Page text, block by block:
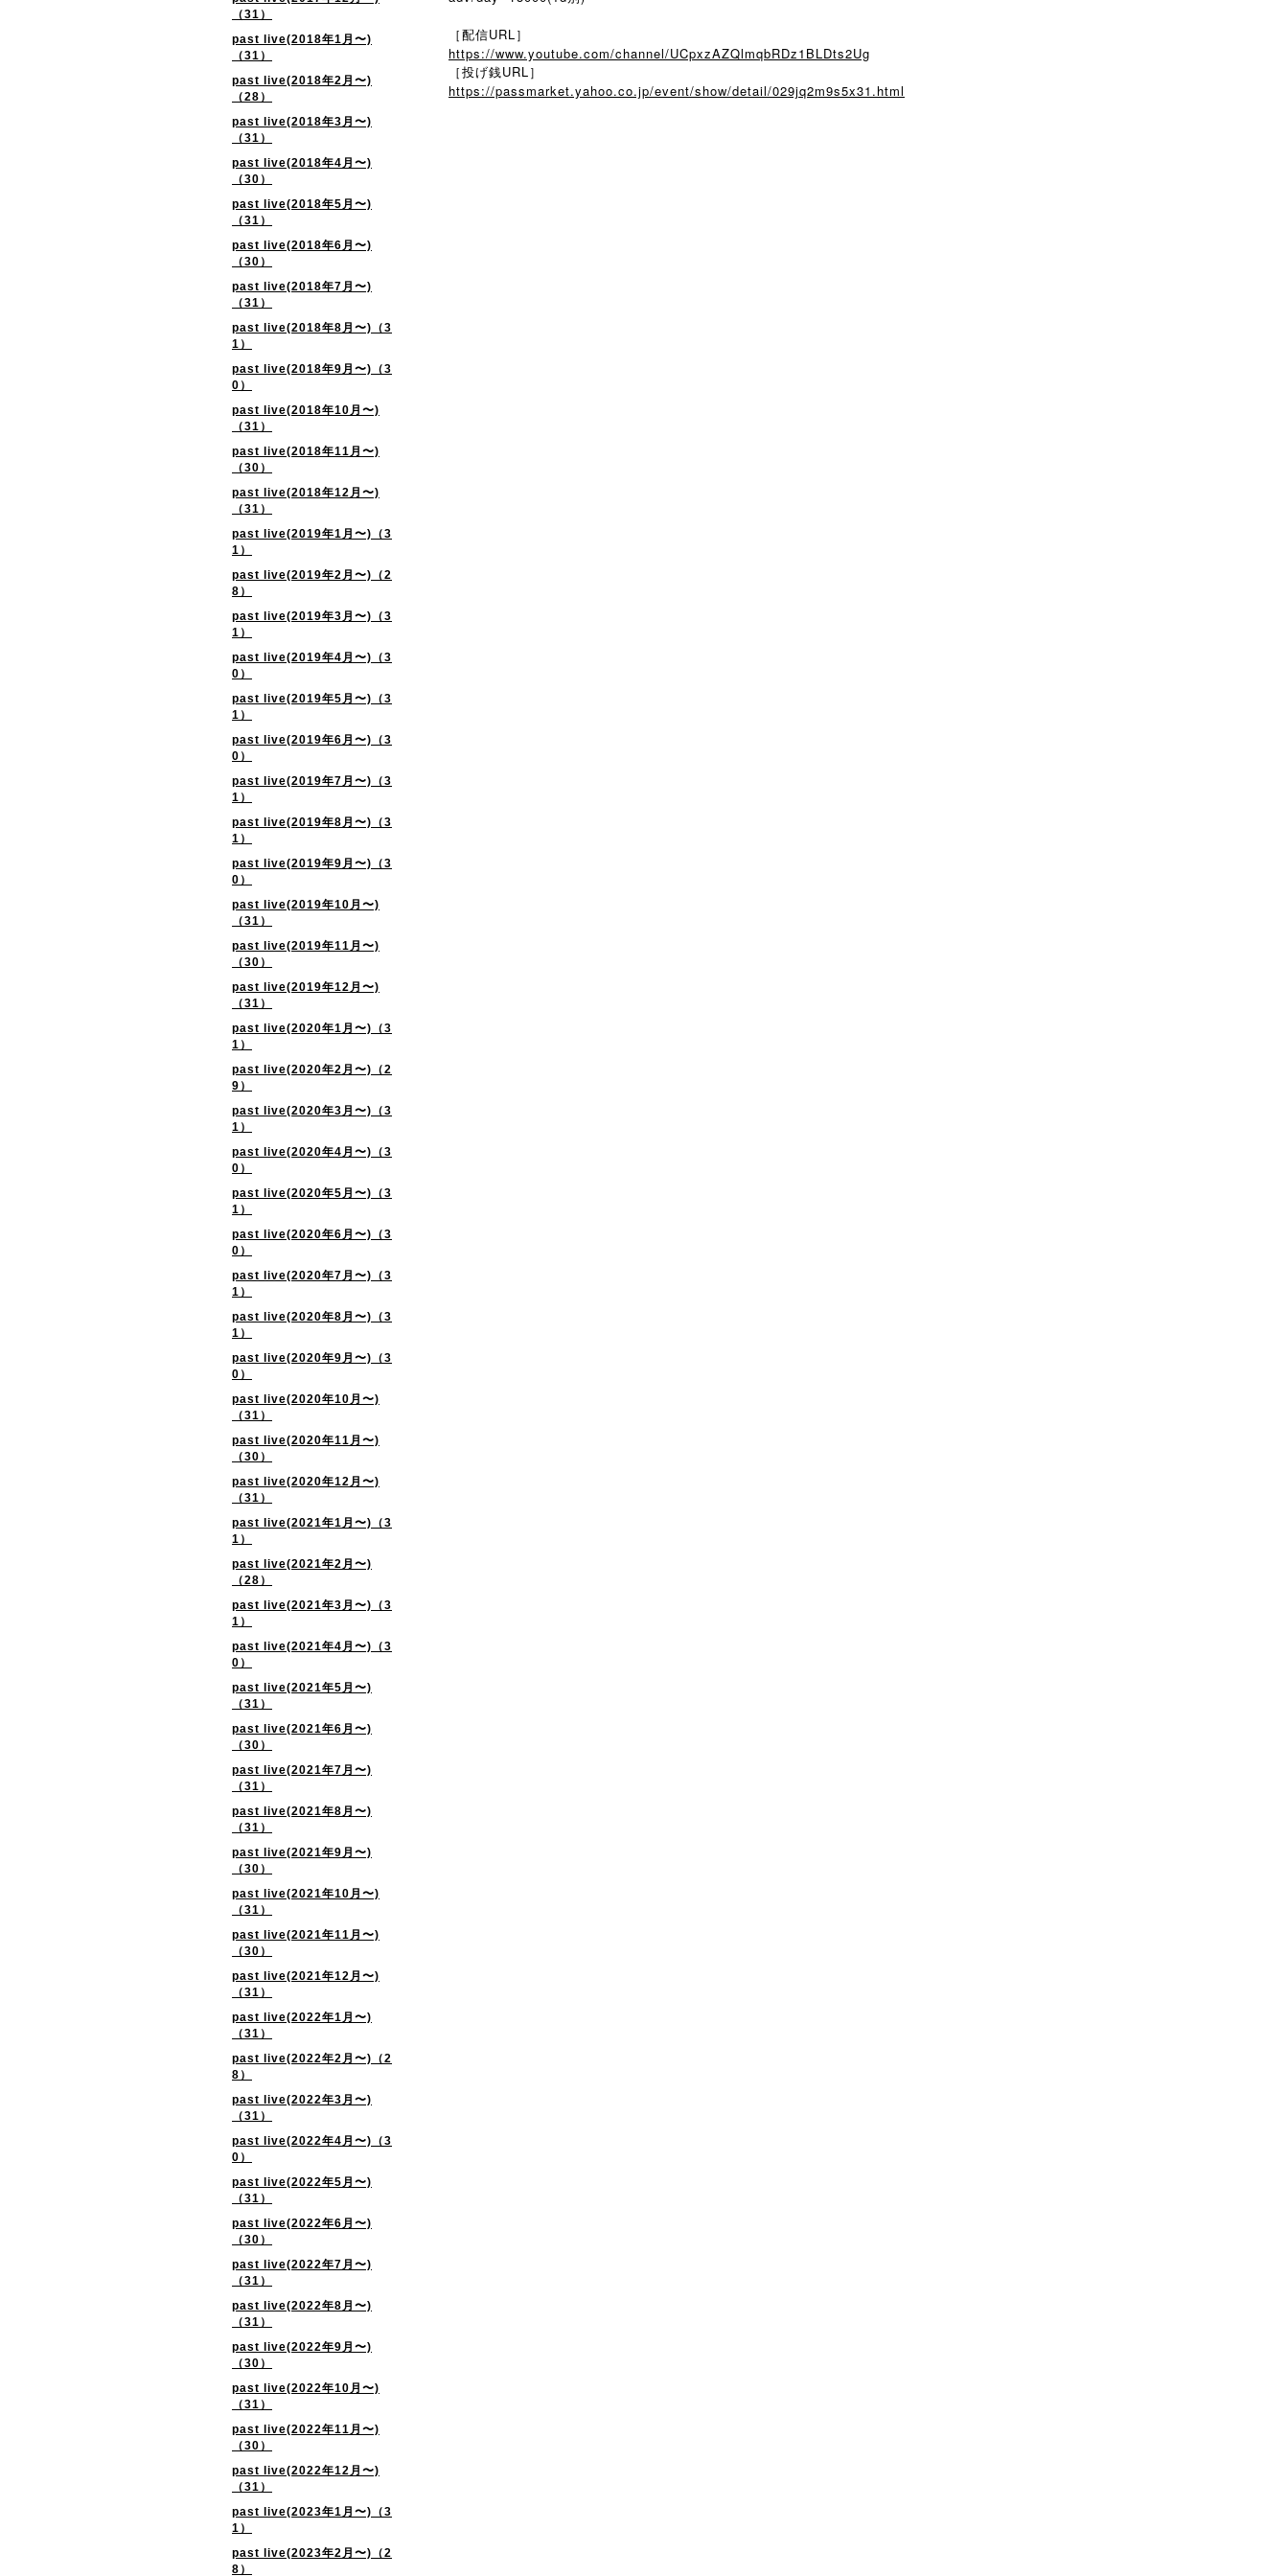
（31）
past live(2018年1月〜)
（31）
past live(2018年2月〜)
（28）
past live(2018年3月〜)
（31）
past live(2018年4月〜)
（30）
past live(2018年5月〜)
（31）
past live(2018年6月〜)
（30）
past live(2018年7月〜)
（31）
past live(2018年8月〜)（3
1）
past live(2018年9月〜)（3
0）
past live(2018年10月〜)
（31）
past live(2018年11月〜)
（30）
past live(2018年12月〜)
（31）
past live(2019年1月〜)（3
1）
past live(2019年2月〜)（2
8）
past live(2019年3月〜)（3
1）
past live(2019年4月〜)（3
0）
past live(2019年5月〜)（3
1）
past live(2019年6月〜)（3
0）
past live(2019年7月〜)（3
1）
past live(2019年8月〜)（3
1）
past live(2019年9月〜)（3
0）
past live(2019年10月〜)
（31）
past live(2019年11月〜)
（30）
past live(2019年12月〜)
（31）
past live(2020年1月〜)（3
1）
past live(2020年2月〜)（2
9）
past live(2020年3月〜)（3
1）
past live(2020年4月〜)（3
0）
past live(2020年5月〜)（3
1）
past live(2020年6月〜)（3
0）
past live(2020年7月〜)（3
1）
past live(2020年8月〜)（3
1）
past live(2020年9月〜)（3
0）
past live(2020年10月〜)
（31）
past live(2020年11月〜)
（30）
past live(2020年12月〜)
（31）
past live(2021年1月〜)（3
1）
past live(2021年2月〜)
（28）
past live(2021年3月〜)（3
1）
past live(2021年4月〜)（3
0）
past live(2021年5月〜)
（31）
past live(2021年6月〜)
（30）
past live(2021年7月〜)
（31）
past live(2021年8月〜)
（31）
past live(2021年9月〜)
（30）
past live(2021年10月〜)
（31）
past live(2021年11月〜)
（30）
past live(2021年12月〜)
（31）
past live(2022年1月〜)
（31）
past live(2022年2月〜)（2
8）
past live(2022年3月〜)
（31）
past live(2022年4月〜)（3
0）
past live(2022年5月〜)
（31）
past live(2022年6月〜)
（30）
past live(2022年7月〜)
（31）
past live(2022年8月〜)
（31）
past live(2022年9月〜)
（30）
past live(2022年10月〜)
（31）
past live(2022年11月〜)
（30）
past live(2022年12月〜)
（31）
past live(2023年1月〜)（3
1）
past live(2023年2月〜)（2
8）
［配信URL］
https://www.youtube.com/channel/UCpxzAZQlmqbRDz1BLDts2Ug
［投げ銭URL］
https://passmarket.yahoo.co.jp/event/show/detail/029jq2m9s5x31.html